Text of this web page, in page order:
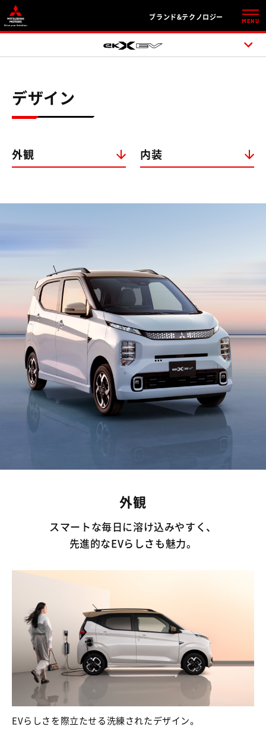
ブランド&テクノロジー
MENU
デザイン
外観 内装
外観
スマートな毎日に溶け込みやすく、
先進的なEVらしさも魅力。
EVらしさを際立たせる洗練されたデザイン。